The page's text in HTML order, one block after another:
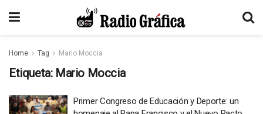
Home Tag Mario Moccia
Etiqueta: Mario Moccia
Primer Congreso de Educación y Deporte: un